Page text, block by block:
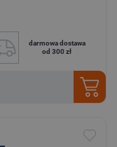
darmowa dostawa
od 300 zł